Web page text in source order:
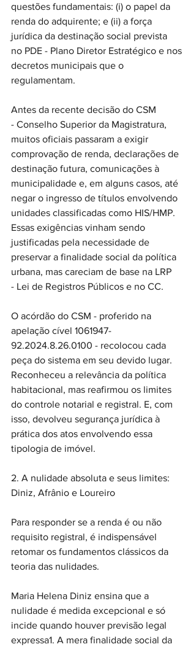
questões fundamentais: (i) o papel da
renda do adquirente; e (ii) a força
jurídica da destinação social prevista
no PDE - Plano Diretor Estratégico e nos
decretos municipais que o
regulamentam.
Antes da recente decisão do CSM
- Conselho Superior da Magistratura,
muitos oficiais passaram a exigir
comprovação de renda, declarações de
destinação futura, comunicações à
municipalidade e, em alguns casos, até
negar o ingresso de títulos envolvendo
unidades classificadas como HIS/HMP.
Essas exigências vinham sendo
justificadas pela necessidade de
preservar a finalidade social da política
urbana, mas careciam de base na LRP
- Lei de Registros Públicos e no CC.
O acórdão do CSM - proferido na
apelação cível 1061947-
92.2024.8.26.0100 - recolocou cada
peça do sistema em seu devido lugar.
Reconheceu a relevância da política
habitacional, mas reafirmou os limites
do controle notarial e registral. E, com
isso, devolveu segurança jurídica à
prática dos atos envolvendo essa
tipologia de imóvel.
2. A nulidade absoluta e seus limites:
Diniz, Afrânio e Loureiro
Para responder se a renda é ou não
requisito registral, é indispensável
retomar os fundamentos clássicos da
teoria das nulidades.
Maria Helena Diniz ensina que a
nulidade é medida excepcional e só
incide quando houver previsão legal
expressa1. A mera finalidade social da